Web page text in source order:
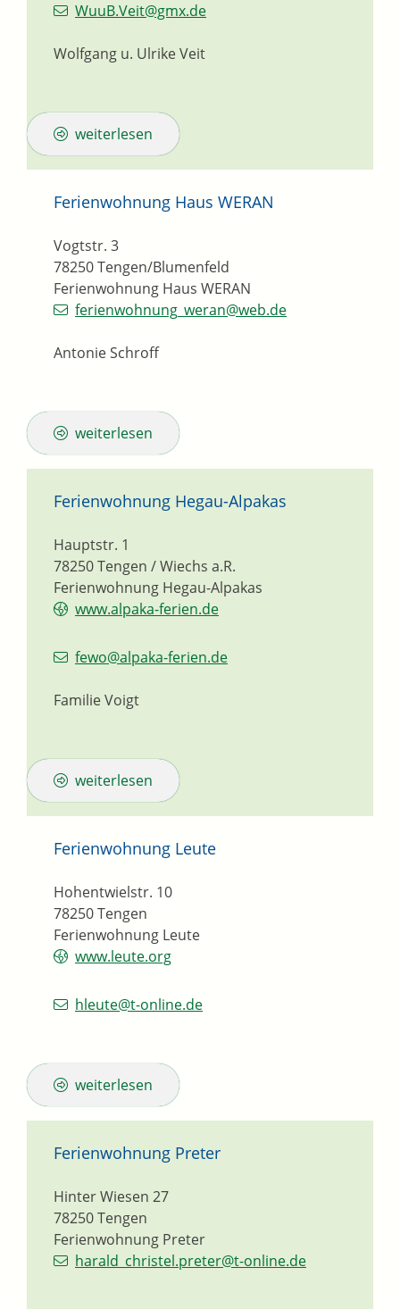
WuuB.Veit@gmx.de
Wolfgang u. Ulrike Veit
weiterlesen
Ferienwohnung Haus WERAN
Ferienwohnung Haus WERAN
Vogtstr. 3
78250Tengen/Blumenfeld
ferienwohnung_weran@web.de
Antonie Schroff
weiterlesen
Ferienwohnung Hegau-Alpakas
Ferienwohnung Hegau-Alpakas
Hauptstr. 1
78250Tengen / Wiechs a.R.
www.alpaka-ferien.de
fewo@alpaka-ferien.de
Familie Voigt
weiterlesen
Ferienwohnung Leute
Ferienwohnung Leute
Hohentwielstr. 10
78250Tengen
www.leute.org
hleute@t-online.de
weiterlesen
Ferienwohnung Preter
Ferienwohnung Preter
Hinter Wiesen 27
78250Tengen
harald_christel.preter@t-online.de